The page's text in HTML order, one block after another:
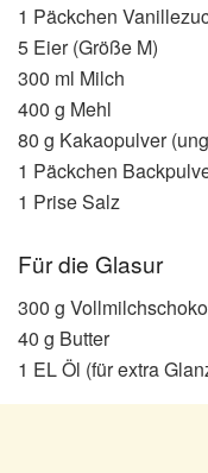
1 Päckchen
5 Eier (Größe M)
300 ml Milch
400 g Mehl
80 g Kakaopulver
1 Päckchen
1 Prise Salz
Für die Glasur
300 g
40 g Butter
1 EL Öl (für extra